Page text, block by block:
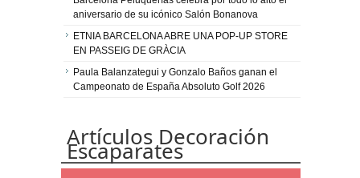
aniversario de su icónico Salón Bonanova
ETNIA BARCELONA ABRE UNA POP-UP STORE
EN PASSEIG DE GRÀCIA
Paula Balanzategui y Gonzalo Baños ganan el
Campeonato de España Absoluto Golf 2026
Artículos Decoración
Escaparates